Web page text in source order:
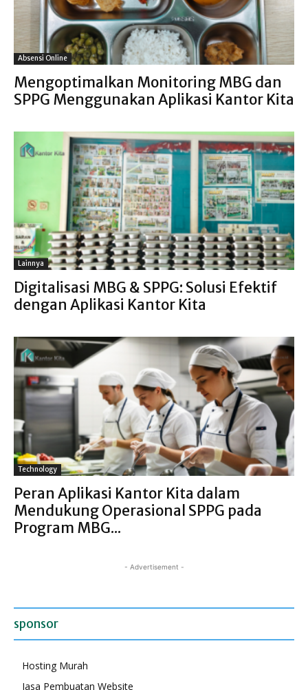
Absensi Online
Mengoptimalkan Monitoring MBG dan
SPPG Menggunakan Aplikasi Kantor Kita
Lainnya
Digitalisasi MBG & SPPG: Solusi Efektif
dengan Aplikasi Kantor Kita
Technology
Peran Aplikasi Kantor Kita dalam
Mendukung Operasional SPPG pada
Program MBG...
- Advertisement -
sponsor
Hosting Murah
Jasa Pembuatan Website